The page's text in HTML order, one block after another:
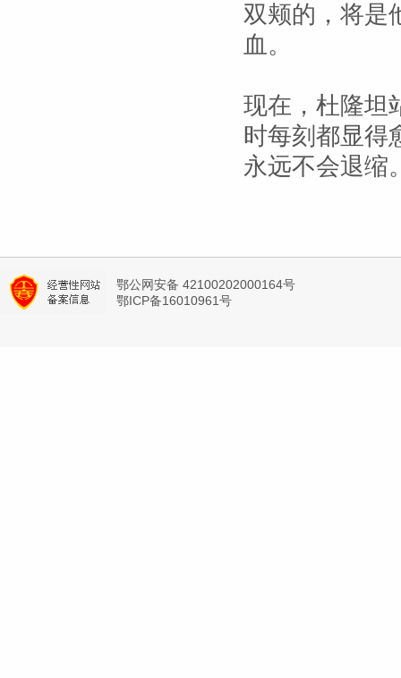
双颊的，将是
血。
现在，杜隆坦
时每刻都显得
永远不会退缩
鄂公网安备 42100202000164号
鄂ICP备16010961号